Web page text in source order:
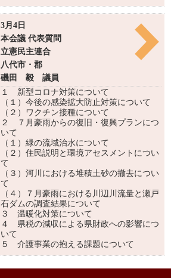
3月4日
本会議 代表質問
立憲民主連合
八代市・郡
磯田 毅 議員
１ 新型コロナ対策について
（１）今後の感染拡大防止対策について
（２）ワクチン接種について
２ ７月豪雨からの復旧・復興プランにつ
いて
（１）緑の流域治水について
（２）住民説明と環境アセスメントについ
て
（３）河川における堆積土砂の撤去につい
て
（４）７月豪雨における川辺川流量と瀬戸
石ダムの調査結果について
３ 温暖化対策について
４ 県税の減収による県財政への影響につ
いて
５ 介護事業の抱える課題について